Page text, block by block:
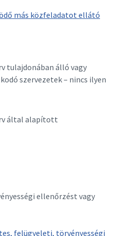
más közfeladatot ellátó
tulajdonában álló vagy
szervezetek – nincs ilyen
által alapított
ellenőrzést vagy
felügyeleti, törvényességi